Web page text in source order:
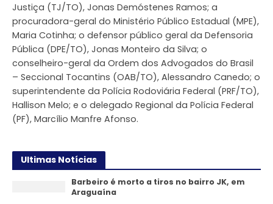
Justiça (TJ/TO), Jonas Demóstenes Ramos; a
procuradora-geral do Ministério Público Estadual (MPE),
Maria Cotinha; o defensor público geral da Defensoria
Pública (DPE/TO), Jonas Monteiro da Silva; o
conselheiro-geral da Ordem dos Advogados do Brasil
– Seccional Tocantins (OAB/TO), Alessandro Canedo; o
superintendente da Polícia Rodoviária Federal (PRF/TO),
Hallison Melo; e o delegado Regional da Polícia Federal
(PF), Marcílio Manfre Afonso.
Ultimas Notícias
Barbeiro é morto a tiros no bairro JK, em
Araguaína